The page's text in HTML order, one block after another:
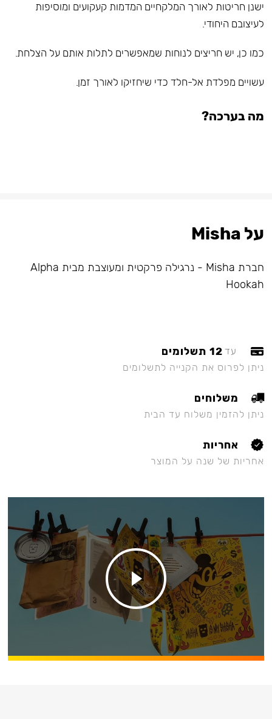
ישנן חריטות לאורך המלקחיים המדמות קעקועים ומוסיפות
לעיצובם היחודי.
כמו כן, יש חריצים לנוחות שמאפשרים לתלות אותם על הצלחת.
עשויים מפלדת אל-חלד כדי שיחזיקו לאורך זמן.
מה בערכה?
על Misha
חברת Misha - נרגילה פרקטית ומעוצבת מבית Alpha
Hookah
עד 12 תשלומים
ניתן לפרוס את הקנייה לתשלומים
משלוחים
ניתן להזמין משלוח עד הבית
אחריות
אחריות של שנה על המוצר